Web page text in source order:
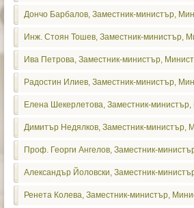
Дончо Барбалов, Заместник-министър,
Инж. Стоян Тошев, Заместник-министър,
Ива Петрова, Заместник-министър,
Радостин Илиев, Заместник-министър,
Елена Шекерлетова, Заместник-
Димитър Недялков, Заместник-министър,
Проф. Георги Ангелов, Заместник-
Александър Йоловски, Заместник-
Ренета Колева, Заместник-министър,